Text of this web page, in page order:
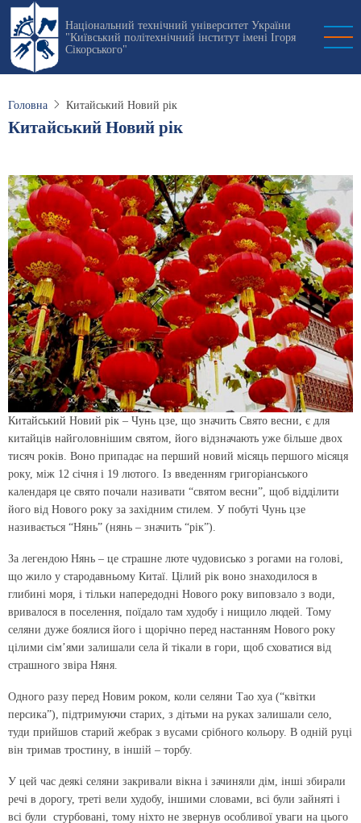
Перейти
основного
вмісту
Національний технічний університет України
"Київський політехнічний інститут імені Ігоря
Сікорського"
Головна Китайський Новий рік
Китайський Новий рік
Китайський Новий рік – Чунь цзе, що значить Свято весни, є для
китайців найголовнішим святом, його відзначають уже більше двох
тисяч років. Воно припадає на перший новий місяць першого місяця
року, між 12 січня і 19 лютого. Із введенням григоріанського
календаря це свято почали називати “святом весни”, щоб відділити
його від Нового року за західним стилем. У побуті Чунь цзе
називається “Нянь” (нянь – значить “рік”).
За легендою Нянь – це страшне люте чудовисько з рогами на голові,
що жило у стародавньому Китаї. Цілий рік воно знаходилося в
глибині моря, і тільки напередодні Нового року виповзало з води,
вривалося в поселення, поїдало там худобу і нищило людей. Тому
селяни дуже боялися його і щорічно перед настанням Нового року
цілими сім’ями залишали села й тікали в гори, щоб сховатися від
страшного звіра Няня.
Одного разу перед Новим роком, коли селяни Тао хуа (“квітки
персика”), підтримуючи старих, з дітьми на руках залишали село,
туди прийшов старий жебрак з вусами срібного кольору. В одній руці
він тримав тростину, в іншій – торбу.
У цей час деякі селяни закривали вікна і зачиняли дім, інші збирали
речі в дорогу, треті вели худобу, іншими словами, всі були зайняті і
всі були стурбовані, тому ніхто не звернув особливої уваги на цього